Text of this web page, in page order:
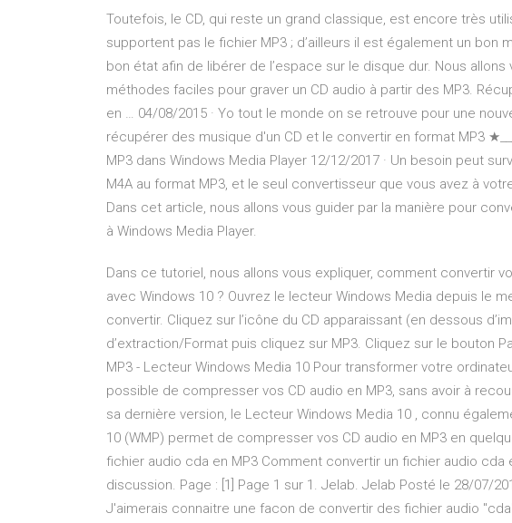
Toutefois, le CD, qui reste un grand classique, est encore très
supportent pas le fichier MP3 ; d’ailleurs il est également un bon
bon état afin de libérer de l’espace sur le disque dur. Nous
méthodes faciles pour graver un CD audio à partir des MP3.
en … 04/08/2015 · Yo tout le monde on se retrouve pour une
récupérer des musique d'un CD et le convertir en format MP3
MP3 dans Windows Media Player 12/12/2017 · Un besoin peut
M4A au format MP3, et le seul convertisseur que vous avez à
Dans cet article, nous allons vous guider par la manière pour
à Windows Media Player.
Dans ce tutoriel, nous allons vous expliquer, comment convertir
avec Windows 10 ? Ouvrez le lecteur Windows Media depuis le
convertir. Cliquez sur l’icône du CD apparaissant (en dessous
d’extraction/Format puis cliquez sur MP3. Cliquez sur le bouton
MP3 - Lecteur Windows Media 10 Pour transformer votre
possible de compresser vos CD audio en MP3, sans avoir à
sa dernière version, le Lecteur Windows Media 10 , connu
10 (WMP) permet de compresser vos CD audio en MP3 en
fichier audio cda en MP3 Comment convertir un fichier audio cda
discussion. Page : [1] Page 1 sur 1. Jelab. Jelab Posté le 28/07/
J'aimerais connaitre une facon de convertir des fichier audio